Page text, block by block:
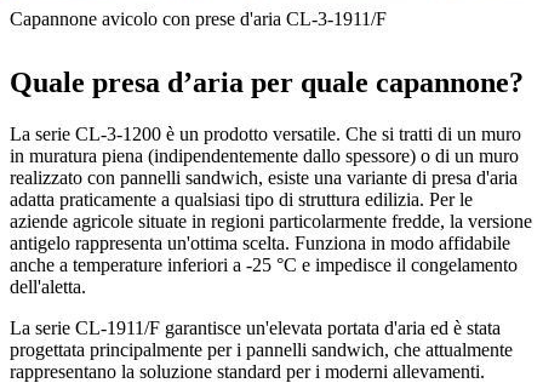
Capannone avicolo con prese d'aria CL-3-1911/F
Quale presa d’aria per quale capannone?
La serie CL-3-1200 è un prodotto versatile. Che si tratti di un muro
in muratura piena (indipendentemente dallo spessore) o di un muro
realizzato con pannelli sandwich, esiste una variante di presa d'aria
adatta praticamente a qualsiasi tipo di struttura edilizia. Per le
aziende agricole situate in regioni particolarmente fredde, la versione
antigelo rappresenta un'ottima scelta. Funziona in modo affidabile
anche a temperature inferiori a -25 °C e impedisce il congelamento
dell'aletta.
La serie CL-1911/F garantisce un'elevata portata d'aria ed è stata
progettata principalmente per i pannelli sandwich, che attualmente
rappresentano la soluzione standard per i moderni allevamenti.